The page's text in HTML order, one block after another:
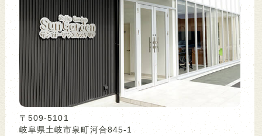
〒509-5101
岐阜県土岐市泉町河合845-1